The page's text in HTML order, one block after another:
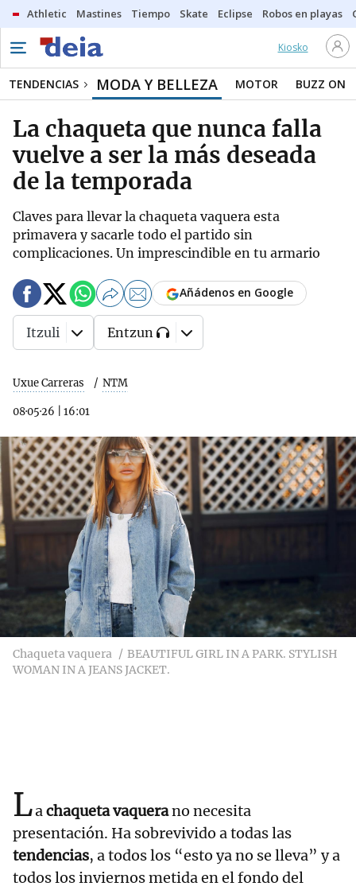
Athletic Mastines Tiempo Skate Eclipse Robos en playas
Kiosko
TENDENCIAS MODA Y BELLEZA MOTOR BUZZ ON
La chaqueta que nunca falla
vuelve a ser la más deseada
de la temporada
Claves para llevar la chaqueta vaquera esta
primavera y sacarle todo el partido sin
complicaciones. Un imprescindible en tu armario
Uxue Carreras NTM
08·05·26 16:01
Añádenos en Google
Itzuli Entzun
Chaqueta vaquera
BEAUTIFUL GIRL IN A PARK. STYLISH
WOMAN IN A JEANS JACKET.
Lachaqueta vaquerano necesita
presentación. Ha sobrevivido a todas las
tendencias, a todos los “esto ya no se lleva” y a
todos los inviernos metida en el fondo del